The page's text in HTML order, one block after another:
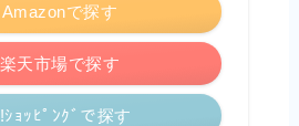
Amazonで探す
楽天市場で探す
ｼｮｯﾋﾟﾝｸﾞで探す